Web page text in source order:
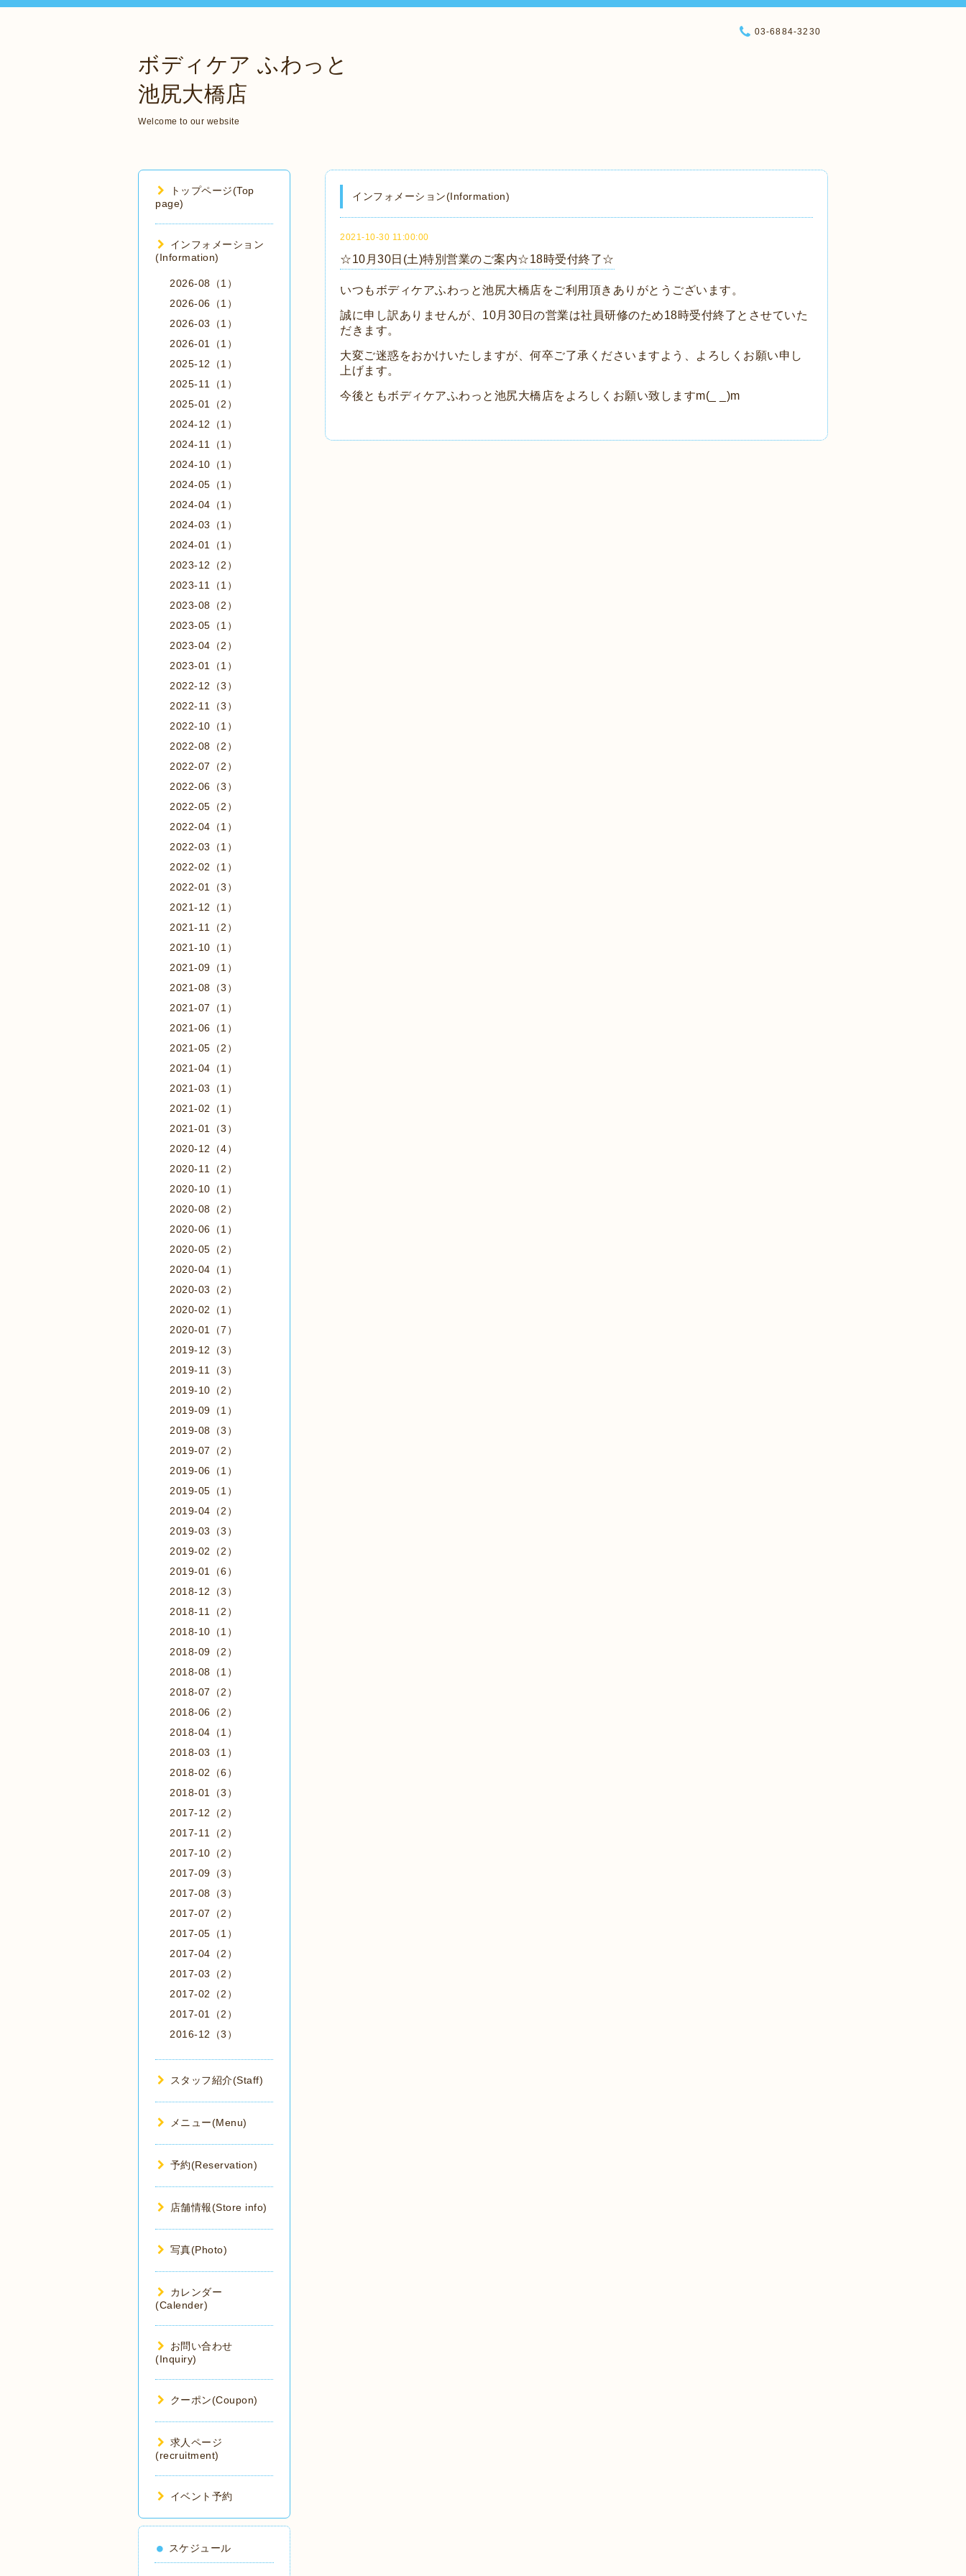
ボディケア ふわっと
池尻大橋店
Welcome to our website
03-6884-3230
インフォメーション(Information)
2021-10-30 11:00:00
☆10月30日(土)特別営業のご案内☆18時受付終了☆
いつもボディケアふわっと池尻大橋店をご利用頂きありがとうございます。
誠に申し訳ありませんが、10月30日の営業は社員研修のため18時受付終了とさせていた
だきます。
大変ご迷惑をおかけいたしますが、何卒ご了承くださいますよう、よろしくお願い申し
上げます。
今後ともボディケアふわっと池尻大橋店をよろしくお願い致しますm(_ _)m
トップページ(Top
page)
インフォメーション
(Information)
2026-08（1）
2026-06（1）
2026-03（1）
2026-01（1）
2025-12（1）
2025-11（1）
2025-01（2）
2024-12（1）
2024-11（1）
2024-10（1）
2024-05（1）
2024-04（1）
2024-03（1）
2024-01（1）
2023-12（2）
2023-11（1）
2023-08（2）
2023-05（1）
2023-04（2）
2023-01（1）
2022-12（3）
2022-11（3）
2022-10（1）
2022-08（2）
2022-07（2）
2022-06（3）
2022-05（2）
2022-04（1）
2022-03（1）
2022-02（1）
2022-01（3）
2021-12（1）
2021-11（2）
2021-10（1）
2021-09（1）
2021-08（3）
2021-07（1）
2021-06（1）
2021-05（2）
2021-04（1）
2021-03（1）
2021-02（1）
2021-01（3）
2020-12（4）
2020-11（2）
2020-10（1）
2020-08（2）
2020-06（1）
2020-05（2）
2020-04（1）
2020-03（2）
2020-02（1）
2020-01（7）
2019-12（3）
2019-11（3）
2019-10（2）
2019-09（1）
2019-08（3）
2019-07（2）
2019-06（1）
2019-05（1）
2019-04（2）
2019-03（3）
2019-02（2）
2019-01（6）
2018-12（3）
2018-11（2）
2018-10（1）
2018-09（2）
2018-08（1）
2018-07（2）
2018-06（2）
2018-04（1）
2018-03（1）
2018-02（6）
2018-01（3）
2017-12（2）
2017-11（2）
2017-10（2）
2017-09（3）
2017-08（3）
2017-07（2）
2017-05（1）
2017-04（2）
2017-03（2）
2017-02（2）
2017-01（2）
2016-12（3）
スタッフ紹介(Staff)
メニュー(Menu)
予約(Reservation)
店舗情報(Store info)
写真(Photo)
カレンダー
(Calender)
お問い合わせ
(Inquiry)
クーポン(Coupon)
求人ページ
(recruitment)
イベント予約
スケジュール